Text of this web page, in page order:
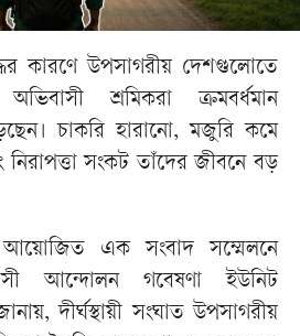
কারণে উপসাগরীয় দেশগুলোতে
শ্রমিকরা ক্রমবর্ধমান
চাকরি হারানো, মজুরি কমে
নিরাপত্তা সংকট তাঁদের জীবনে বড়
আয়োজিত এক সংবাদ সম্মেলনে
আন্দোলন গবেষণা ইউনিট
দীর্ঘস্থায়ী সংঘাত উপসাগরীয়